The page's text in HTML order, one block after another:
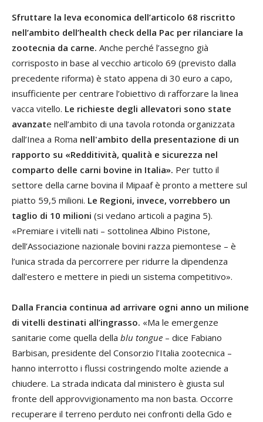
Sfruttare la leva economica dell’articolo 68 riscritto
nell’ambito dell’health check della Pac per rilanciare la
zootecnia da carne. Anche perché l’assegno già
corrisposto in base al vecchio articolo 69 (previsto dalla
precedente riforma) è stato appena di 30 euro a capo,
insufficiente per centrare l’obiettivo di rafforzare la linea
vacca vitello. Le richieste degli allevatori sono state
avanzate nell’ambito di una tavola rotonda organizzata
dall’Inea a Roma nell'ambito della presentazione di un
rapporto su «Redditività, qualità e sicurezza nel
comparto delle carni bovine in Italia». Per tutto il
settore della carne bovina il Mipaaf è pronto a mettere sul
piatto 59,5 milioni. Le Regioni, invece, vorrebbero un
taglio di 10 milioni (si vedano articoli a pagina 5).
«Premiare i vitelli nati – sottolinea Albino Pistone,
dell’Associazione nazionale bovini razza piemontese – è
l’unica strada da percorrere per ridurre la dipendenza
dall’estero e mettere in piedi un sistema competitivo».
Dalla Francia continua ad arrivare ogni anno un milione
di vitelli destinati all’ingrasso. «Ma le emergenze
sanitarie come quella della blu tongue – dice Fabiano
Barbisan, presidente del Consorzio l’Italia zootecnica –
hanno interrotto i flussi costringendo molte aziende a
chiudere. La strada indicata dal ministero è giusta sul
fronte dell approvvigionamento ma non basta. Occorre
recuperare il terreno perduto nei confronti della Gdo e